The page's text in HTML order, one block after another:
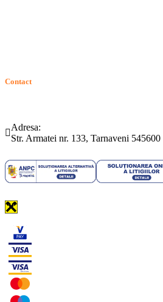
Contact
Adresa:
Str. Armatei nr. 133, Tarnaveni